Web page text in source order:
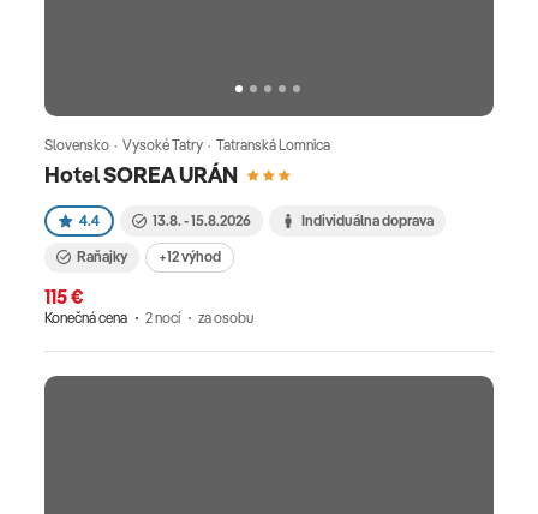
Hotel SOREA URÁN
Slovensko · Vysoké Tatry · Tatranská Lomnica
4.4 13.8. - 15.8.2026 Individuálna doprava
Raňajky +12 výhod
115 €
Konečná cena 2 nocí za osobu